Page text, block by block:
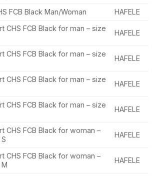
FCB Black Man/Woman HAFELE
CHS FCB Black for man – size
HAFELE
CHS FCB Black for man – size
HAFELE
CHS FCB Black for man – size
HAFELE
CHS FCB Black for man – size
HAFELE
CHS FCB Black for woman –
HAFELE
CHS FCB Black for woman –
HAFELE